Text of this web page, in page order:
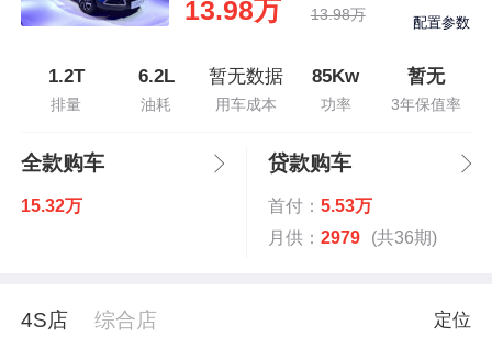
13.98万 13.98万 配置参数
1.2T
排量
6.2L
油耗
暂无数据
用车成本
85Kw
功率
暂无
3年保值率
全款购车
15.32万
贷款购车
首付： 5.53万
月供： 2979 (共36期)
4S店 综合店 定位